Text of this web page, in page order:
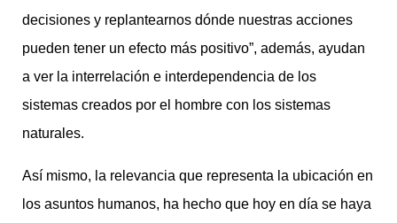
decisiones y replantearnos dónde nuestras acciones
pueden tener un efecto más positivo”, además, ayudan
a ver la interrelación e interdependencia de los
sistemas creados por el hombre con los sistemas
naturales.
Así mismo, la relevancia que representa la ubicación en
los asuntos humanos, ha hecho que hoy en día se haya